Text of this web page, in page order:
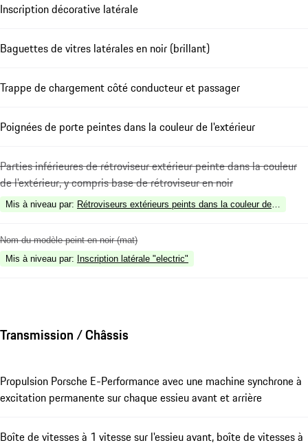
Inscription décorative latérale
Baguettes de vitres latérales en noir (brillant)
Trappe de chargement côté conducteur et passager
Poignées de porte peintes dans la couleur de l'extérieur
Parties inférieures de rétroviseur extérieur peinte dans la couleur
de l'extérieur, y compris base de rétroviseur en noir
Mis à niveau par: Rétroviseurs extérieurs peints dans la couleur de
Nom du modèle peint en noir (mat)
Mis à niveau par: Inscription latérale "electric"
Transmission / Châssis
Propulsion Porsche E-Performance avec une machine synchrone à
excitation permanente sur chaque essieu avant et arrière
Boîte de vitesses à 1 vitesse sur l'essieu avant, boîte de vitesses à